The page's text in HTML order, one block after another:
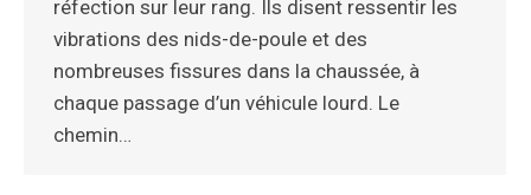
réfection sur leur rang. Ils disent ressentir les
vibrations des nids-de-poule et des
nombreuses fissures dans la chaussée, à
chaque passage d’un véhicule lourd. Le
chemin…